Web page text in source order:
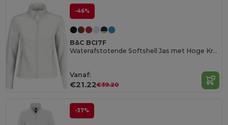
-46%
B&C BCI7F
Waterafstotende Softshell Jas met Hoge Kraag
Vanaf:
€21.22€39.20
-37%